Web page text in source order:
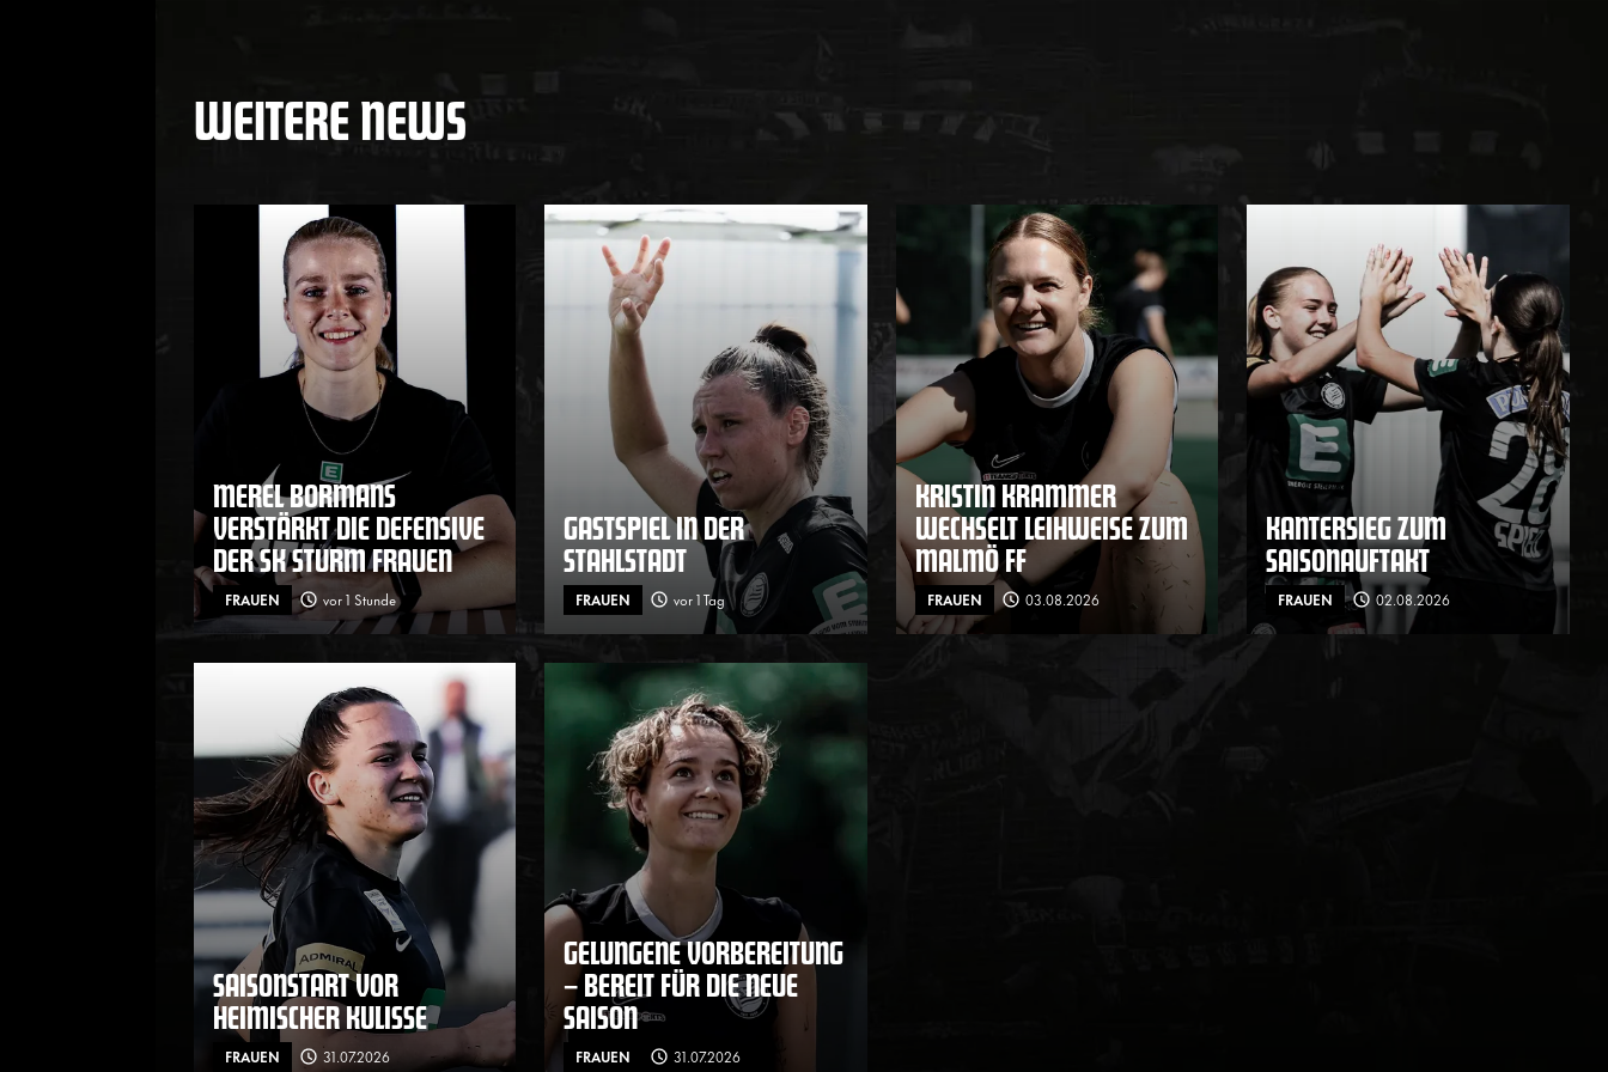
WEITERE NEWS
MEREL BORMANS
VERSTÄRKT DIE DEFENSIVE
DER SK STURM FRAUEN
FRAUEN vor 1 Stunde
GASTSPIEL IN DER
STAHLSTADT
FRAUEN vor 1 Tag
KRISTIN KRAMMER
WECHSELT LEIHWEISE ZUM
MALMÖ FF
FRAUEN 03.08.2026
KANTERSIEG ZUM
SAISONAUFTAKT
FRAUEN 02.08.2026
SAISONSTART VOR
HEIMISCHER KULISSE
FRAUEN 31.07.2026
GELUNGENE VORBEREITUNG
– BEREIT FÜR DIE NEUE
SAISON
FRAUEN 31.07.2026